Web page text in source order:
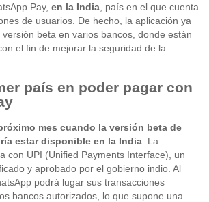
Pay, en la India, país en el que cuenta
de usuarios. De hecho, la aplicación ya
beta en varios bancos, donde están
el fin de mejorar la seguridad de la
país en poder pagar con
mes cuando la versión beta de
estar disponible en la India. La
con UPI (Unified Payments Interface), un
y aprobado por el gobierno indio. Al
podrá lugar sus transacciones
bancos autorizados, lo que supone una